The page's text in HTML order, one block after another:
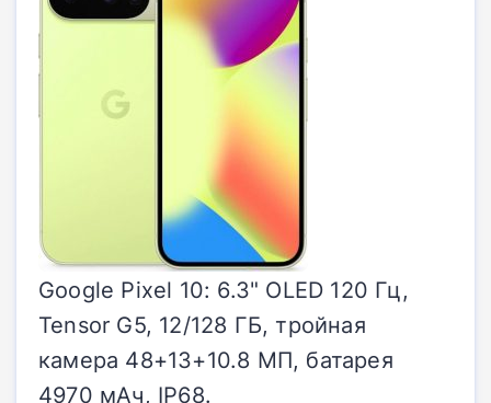
Google Pixel 10: 6.3" OLED 120 Гц,
Tensor G5, 12/128 ГБ, тройная
камера 48+13+10.8 МП, батарея
4970 мАч, IP68.